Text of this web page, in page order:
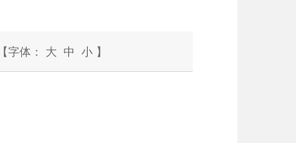
【字体： 大 中 小 】